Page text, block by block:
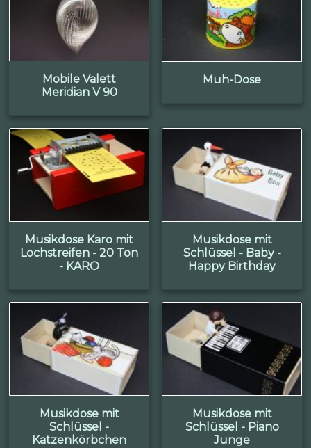
Mobile Valett
Meridian V 90
Muh-Dose
Musikdose Karo mit
Lochstreifen - 20 Ton
- KARO
Musikdose mit
Schlüssel - Baby -
Happy Birthday
Musikdose mit
Schlüssel -
Katzenkörbchen
Musikdose mit
Schlüssel - Piano
Junge